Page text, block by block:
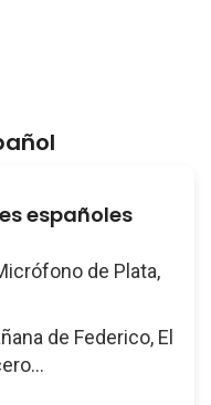
españoles
de Plata,
de Federico, El